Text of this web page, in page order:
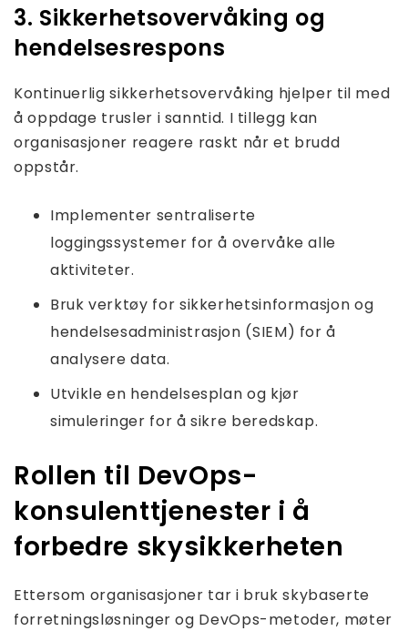
3. Sikkerhetsovervåking og
hendelsesrespons
Kontinuerlig sikkerhetsovervåking hjelper til med
å oppdage trusler i sanntid. I tillegg kan
organisasjoner reagere raskt når et brudd
oppstår.
Implementer sentraliserte
loggingssystemer for å overvåke alle
aktiviteter.
Bruk verktøy for sikkerhetsinformasjon og
hendelsesadministrasjon (SIEM) for å
analysere data.
Utvikle en hendelsesplan og kjør
simuleringer for å sikre beredskap.
Rollen til DevOps-
konsulenttjenester i å
forbedre skysikkerheten
Ettersom organisasjoner tar i bruk skybaserte
forretningsløsninger og DevOps-metoder, møter